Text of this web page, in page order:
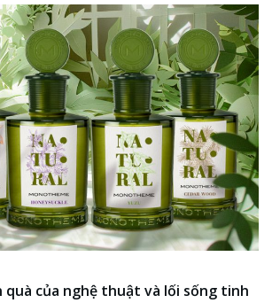
quà của nghệ thuật và lối sống tinh